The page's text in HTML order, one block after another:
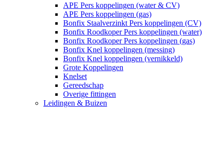
APE Pers koppelingen (water & CV)
APE Pers koppelingen (gas)
Bonfix Staalverzinkt Pers koppelingen (CV)
Bonfix Roodkoper Pers koppelingen (water)
Bonfix Roodkoper Pers koppelingen (gas)
Bonfix Knel koppelingen (messing)
Bonfix Knel koppelingen (vernikkeld)
Grote Koppelingen
Knelset
Gereedschap
Overige fittingen
Leidingen & Buizen